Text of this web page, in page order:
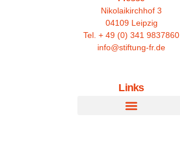
Nikolaikirchhof 3
04109 Leipzig
Tel. + 49 (0) 341 9837860
info@stiftung-fr.de
Links